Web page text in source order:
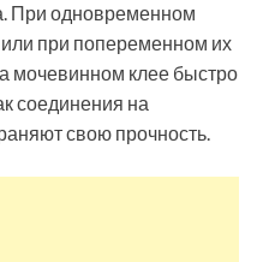
При одновременном
или при попеременном их
мочевинном клее быстро
соединения на
свою прочность.